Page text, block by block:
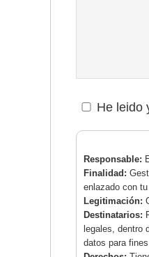
He leido
Responsable:
Finalidad:
enlazado con
Legitimación:
Destinatarios:
legales, dentro
datos para fines